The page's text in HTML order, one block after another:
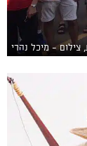
צילום - מיכל נהרי